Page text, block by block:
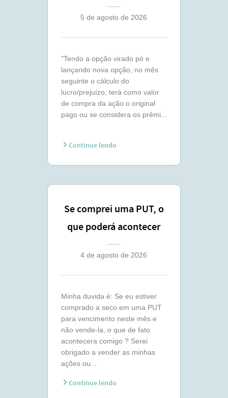
lançamento coberto ?
5 de agosto de 2026
"Tendo a opção virado pó e
lançando nova opção, no mês
seguinte o cálculo do
lucro/prejuízo, terá como valor
de compra da ação o original
pago ou se considera os prêmi...
Continue lendo
Se comprei uma PUT, o
que poderá acontecer
comigo ?
4 de agosto de 2026
Minha duvida é: Se eu estiver
comprado a seco em uma PUT
para vencimento neste mês e
não vende-la, o que de fato
acontecera comigo ? Serei
obrigado a vender as minhas
ações ou...
Continue lendo